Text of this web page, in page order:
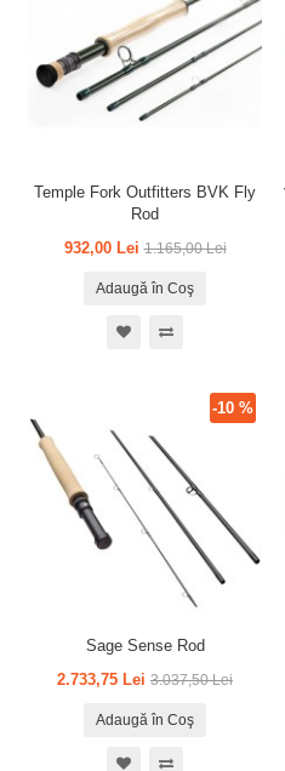
Temple Fork Outfitters BVK Fly
Rod
932,00 Lei 1.165,00 Lei
Adaugă în Coş
Sage Sense Rod
2.733,75 Lei 3.037,50 Lei
-10 %
Adaugă în Coş